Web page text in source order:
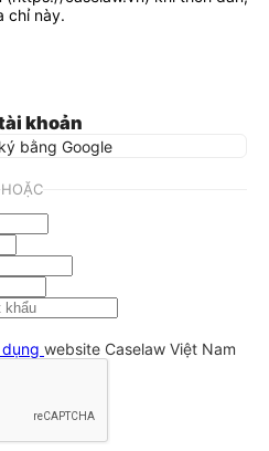
chỉ này.
khoản
bằng Google
HOẶC
website Caselaw Việt Nam